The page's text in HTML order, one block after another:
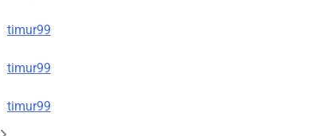
timur99
timur99
timur99